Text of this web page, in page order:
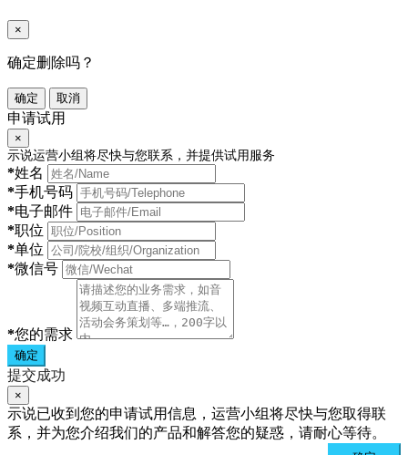
×
确定删除吗？
确定 取消
申请试用
×
示说运营小组将尽快与您联系，并提供试用服务
*姓名
*手机号码
*电子邮件
*职位
*单位
*微信号
*您的需求
确定
提交成功
×
示说已收到您的申请试用信息，运营小组将尽快与您取得联
系，并为您介绍我们的产品和解答您的疑惑，请耐心等待。